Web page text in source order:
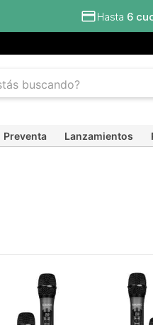
con todos los bancos
Preventa Lanzamientos